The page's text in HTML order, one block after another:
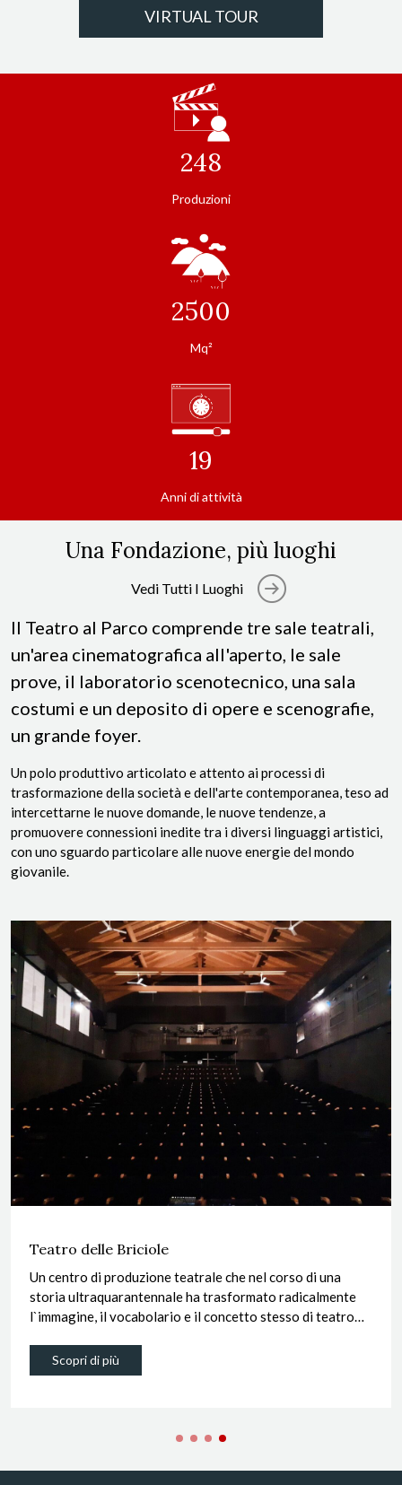
VIRTUAL TOUR
248
Produzioni
2500
Mq²
19
Anni di attività
Una Fondazione, più luoghi
Vedi Tutti I Luoghi
Il Teatro al Parco comprende tre sale teatrali,
un'area cinematografica all'aperto, le sale
prove, il laboratorio scenotecnico, una sala
costumi e un deposito di opere e scenografie,
un grande foyer.
Un polo produttivo articolato e attento ai processi di
trasformazione della società e dell'arte contemporanea, teso ad
intercettarne le nuove domande, le nuove tendenze, a
promuovere connessioni inedite tra i diversi linguaggi artistici,
con uno sguardo particolare alle nuove energie del mondo
giovanile.
Teatro delle Briciole
Un centro di produzione teatrale che nel corso di una
storia ultraquarantennale ha trasformato radicalmente
l`immagine, il vocabolario e il concetto stesso di teatro
Scopri di più